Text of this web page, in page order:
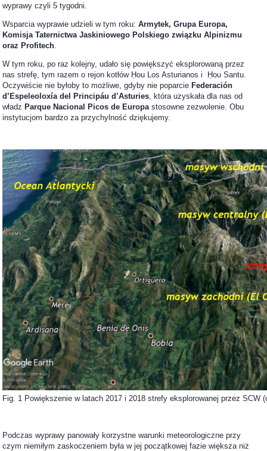
wyprawy czyli 5 tygodni.
Wsparcia wyprawie udzieli w tym roku:Armytek, Grupa Europa,
Komisja Taternictwa Jaskiniowego Polskiego związku Alpinizmu
oraz Profitech
W tym roku, po raz kolejny, udało się powiększyć eksplorowaną przez
nas strefę, tym razem o rejon kotłów Ḥou Los Asturianos i Ḥou Santu.
Oczywiście nie byłoby to możliwe, gdyby nie poparcieFederación
d’Espeleoloxía del Principáu d’Asturies , która uzyskała dla nas od
władzParque Nacional Picos de Europa stosowne zezwolenie. Obu
instytucjom bardzo za przychylność dziękujemy.
Fig. 1 Powiększenie w latach 2017 i 2018 strefy eksplorowanej przez SCW
Podczas wyprawy panowały korzystne warunki meteorologiczne przy
czym niemiłym zaskoczeniem była w jej początkowej fazie większa niż